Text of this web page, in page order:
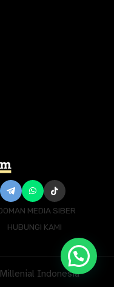
MEDIA SIBER
HUBUNGI KAMI
Indonesia